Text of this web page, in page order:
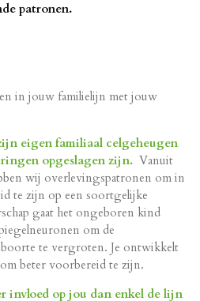
patronen.
in jouw familielijn met jouw
eigen familiaal celgeheugen
opgeslagen zijn. Vanuit
wij overlevingspatronen om in
te zijn op een soortgelijke
gaat het ongeboren kind
om de
te vergroten. Je ontwikkelt
beter voorbereid te zijn.
invloed op jou dan enkel de lijn